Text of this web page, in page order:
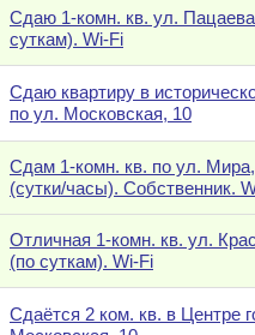
Сдаю 1-комн. кв. ул.
суткам). Wi-Fi
Сдаю квартиру в
по ул. Московская, 10
Сдам 1-комн. кв. по ул.
(сутки/часы). Собственник.
Отличная 1-комн. кв. ул.
(по суткам). Wi-Fi
Сдаётся 2 ком. кв. в Центре